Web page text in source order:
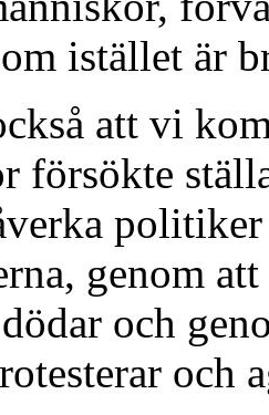
istället är
att vi
försökte
genom
och
och